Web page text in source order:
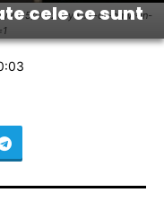
2015/03/20-years-of-bmw-in-
cele ce sunt